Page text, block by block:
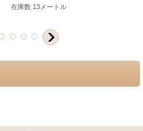
在庫数 13メートル